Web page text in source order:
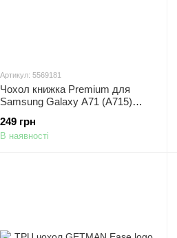
Артикул: 5569181
Чохол книжка Premium для
Samsung Galaxy A71 (A715)
249 грн
В наявності